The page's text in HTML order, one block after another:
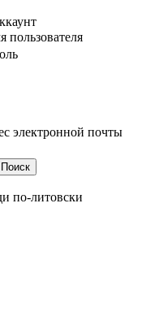
пользователя
электронной почты
по-литовски